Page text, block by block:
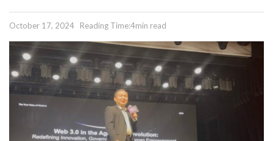
October 17, 2024 Reading Time:4min read